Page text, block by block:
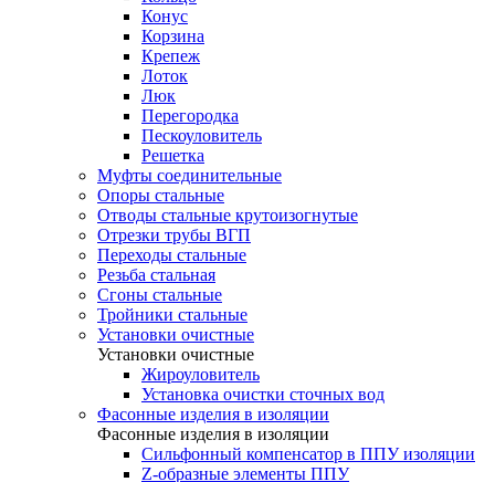
Конус
Корзина
Крепеж
Лоток
Люк
Перегородка
Пескоуловитель
Решетка
Муфты соединительные
Опоры стальные
Отводы стальные крутоизогнутые
Отрезки трубы ВГП
Переходы стальные
Резьба стальная
Сгоны стальные
Тройники стальные
Установки очистные
Установки очистные
Жироуловитель
Установка очистки сточных вод
Фасонные изделия в изоляции
Фасонные изделия в изоляции
Cильфонный компенсатор в ППУ изоляции
Z-образные элементы ППУ